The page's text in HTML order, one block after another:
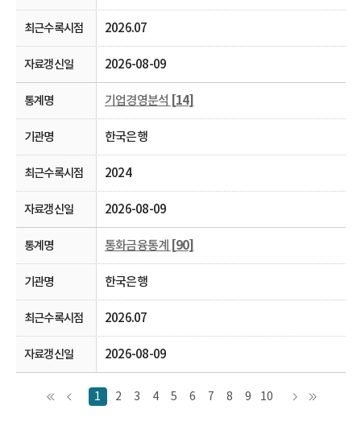
2026.07
2026-08-09
기업경영분석 [14]
한국은행
2024
2026-08-09
통화금융통계 [90]
한국은행
2026.07
2026-08-09
1 2 3 4 5 6 7 8 9 10